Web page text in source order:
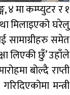
४ मा कम्प्युटर र १
मिलाइएको घरेलु
सामाग्रीहरु समेत
लिएकी छुँ’ उहाँले
बोल्दै राप्ती
मन्त्री